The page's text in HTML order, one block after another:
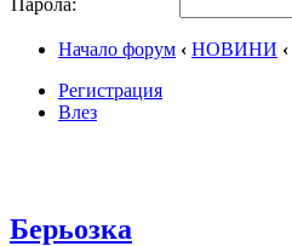
Парола:
Начало форум ‹ НОВИНИ ‹
Регистрация
Влез
Берьозка